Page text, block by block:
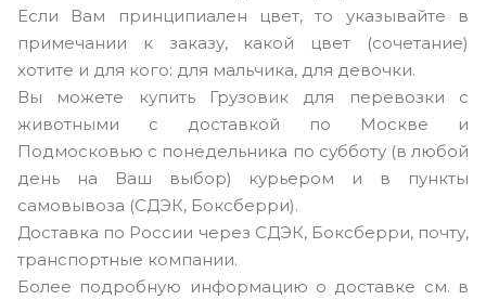
Если Вам принципиален цвет, то указывайте в
примечании к заказу, какой цвет (сочетание)
хотите и для кого: для мальчика, для девочки.
Вы можете купить Грузовик для перевозки с
животными с доставкой по Москве и
Подмосковью с понедельника по субботу (в любой
день на Ваш выбор) курьером и в пункты
самовывоза (СДЭК, Боксберри).
Доставка по России через СДЭК, Боксберри, почту,
транспортные компании.
Более подробную информацию о доставке см. в